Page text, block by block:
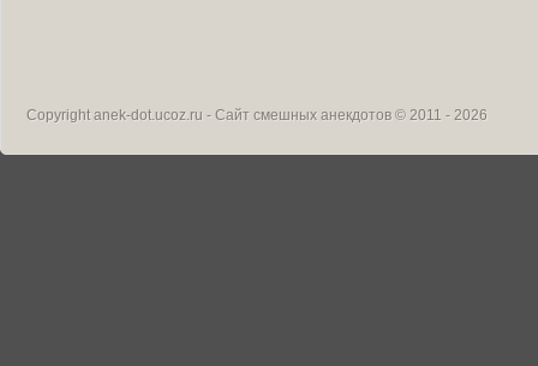
Copyrightanek-dot.ucoz.ru - Сайт смешных анекдотов © 2011 - 2026